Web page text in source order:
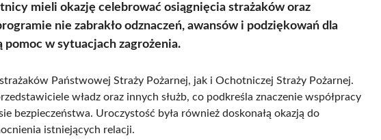
mieli okazję celebrować osiągnięcia strażaków oraz
nie zabrakło odznaczeń, awansów i podziękowań dla
w sytuacjach zagrożenia.
Państwowej Straży Pożarnej, jak i Ochotniczej Straży Pożarnej.
władz oraz innych służb, co podkreśla znaczenie współpracy
bezpieczeństwa. Uroczystość była również doskonałą okazją do
istniejących relacji.